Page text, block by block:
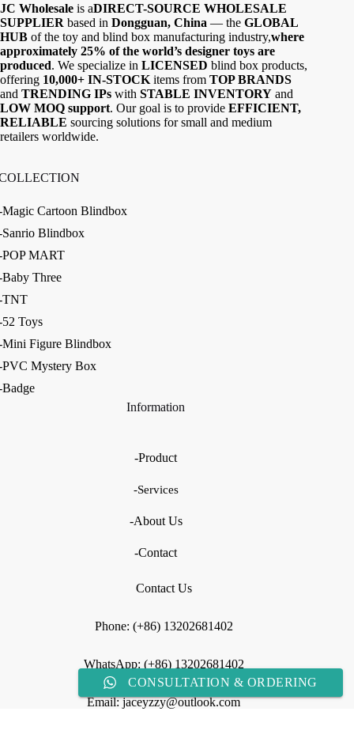
JC Wholesale is aDIRECT-SOURCE WHOLESALE
SUPPLIER based in Dongguan, China — the GLOBAL
HUB of the toy and blind box manufacturing industry,where
approximately 25% of the world’s designer toys are
produced. We specialize in LICENSED blind box products,
offering 10,000+ IN-STOCK items from TOP BRANDS
and TRENDING IPs with STABLE INVENTORY and
LOW MOQ support. Our goal is to provide EFFICIENT,
RELIABLE sourcing solutions for small and medium
retailers worldwide.
Magic Cartoon Blindbox
Sanrio Blindbox
POP MART
Baby Three
TNT
52 Toys
Mini Figure Blindbox
PVC Mystery Box
Badge
Information
-Product
-Services
-About Us
-Contact
Contact Us
Phone: (+86) 13202681402
WhatsApp: (+86) 13202681402
Email: jaceyzzy@outlook.com
CONSULTATION & ORDERING